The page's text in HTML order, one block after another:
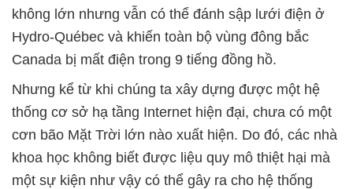
không lớn nhưng vẫn có thể đánh sập lưới điện ở
Hydro-Québec và khiến toàn bộ vùng đông bắc
Canada bị mất điện trong 9 tiếng đồng hồ.
Nhưng kể từ khi chúng ta xây dựng được một hệ
thống cơ sở hạ tầng Internet hiện đại, chưa có một
cơn bão Mặt Trời lớn nào xuất hiện. Do đó, các nhà
khoa học không biết được liệu quy mô thiệt hại mà
một sự kiện như vậy có thể gây ra cho hệ thống